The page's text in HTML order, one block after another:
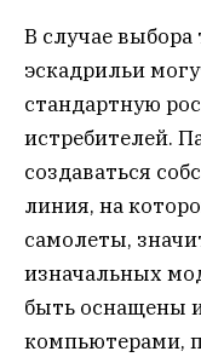
В случае выбора
эскадрильи
стандартную
истребителей.
создаваться
линия, на
самолеты,
изначальных
быть оснащены
компьютерами,